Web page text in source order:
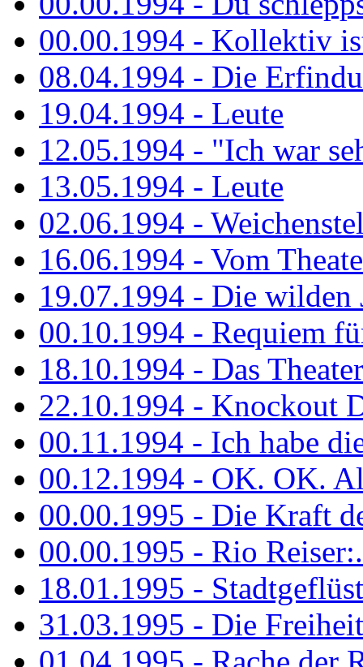
00.00.1994 - Kollektiv
08.04.1994 - Die
19.04.1994 - Leute
12.05.1994 - "Ich war
13.05.1994 - Leute
02.06.1994 -
16.06.1994 - Vom
19.07.1994 - Die wilden
00.10.1994 - Requiem
18.10.1994 - Das
22.10.1994 - Knockout
00.11.1994 - Ich habe
00.12.1994 - OK. OK.
00.00.1995 - Die Kraft
00.00.1995 - Rio
18.01.1995 -
31.03.1995 - Die